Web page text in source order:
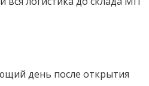
день после открытия